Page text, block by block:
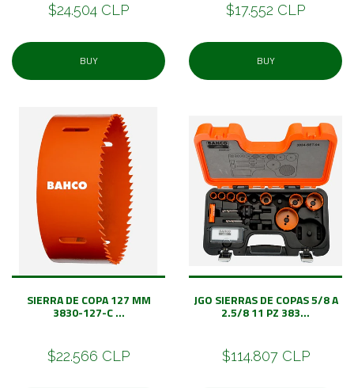
$24.504 CLP
BUY
$17.552 CLP
BUY
SIERRA DE COPA 127 MM
3830-127-C ...
$22.566 CLP
JGO SIERRAS DE COPAS 5/8 A
2.5/8 11 PZ 383...
$114.807 CLP